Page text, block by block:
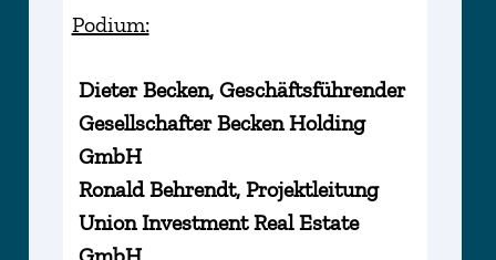
Podium:
Dieter Becken, Geschäftsführender
Gesellschafter Becken Holding
GmbH
Ronald Behrendt, Projektleitung
Union Investment Real Estate